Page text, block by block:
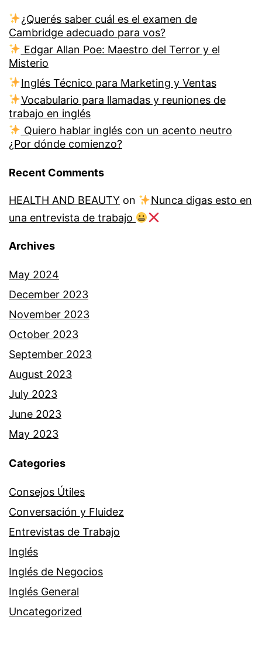
¿Querés saber cuál es el examen de
Cambridge adecuado para vos?
Edgar Allan Poe: Maestro del Terror y el
Misterio
Inglés Técnico para Marketing y Ventas
Vocabulario para llamadas y reuniones de
trabajo en inglés
Quiero hablar inglés con un acento neutro
¿Por dónde comienzo?
Recent Comments
HEALTH AND BEAUTY on
Nunca digas esto en
una entrevista de trabajo
Archives
May 2024
December 2023
November 2023
October 2023
September 2023
August 2023
July 2023
June 2023
May 2023
Categories
Consejos Útiles
Conversación y Fluidez
Entrevistas de Trabajo
Inglés
Inglés de Negocios
Inglés General
Uncategorized